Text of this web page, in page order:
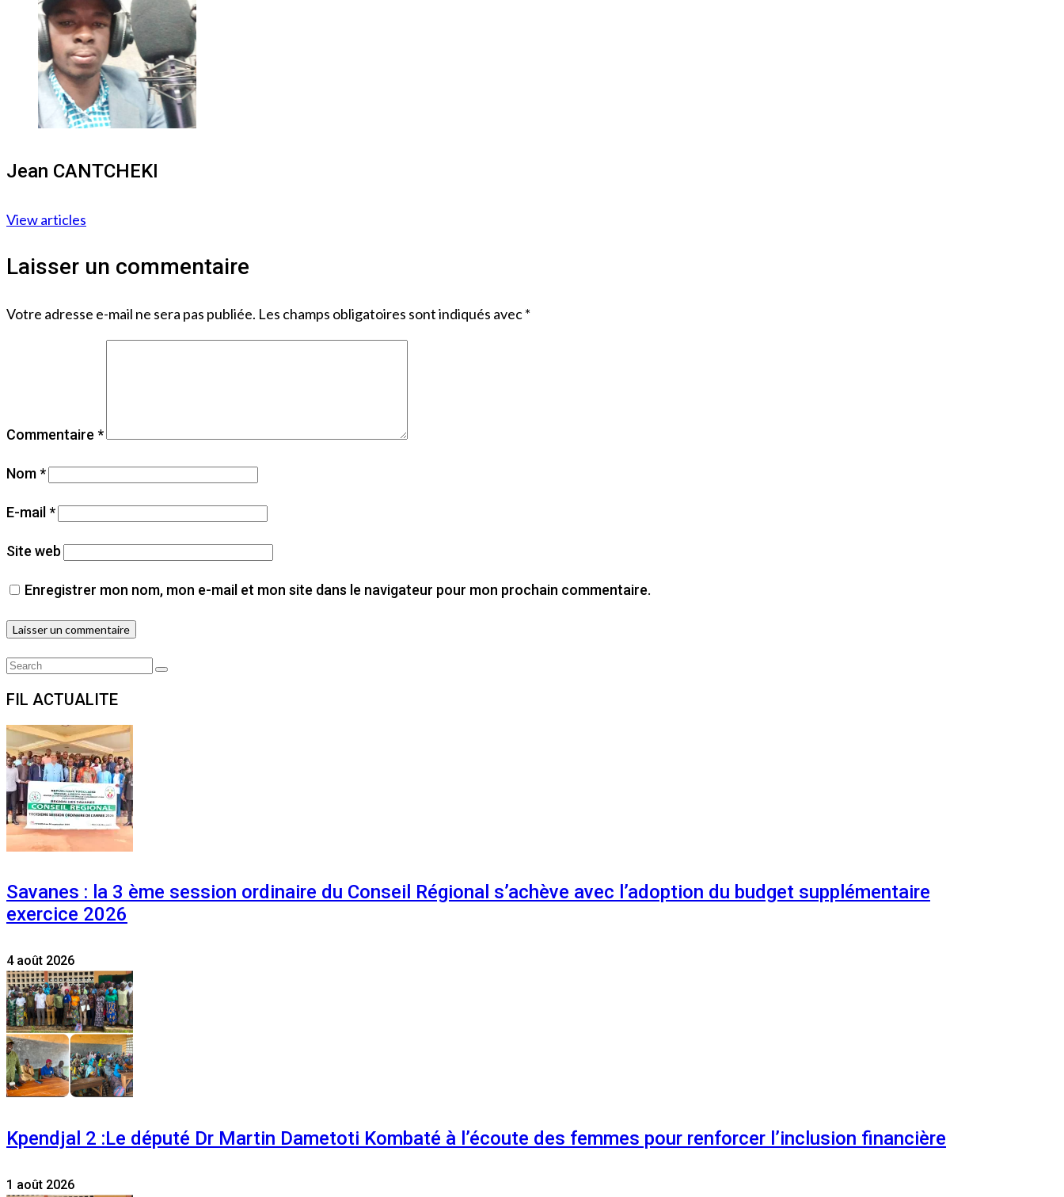
Jean CANTCHEKI
View articles
Laisser un commentaire
Votre adresse e-mail ne sera pas publiée. Les champs obligatoires sont indiqués avec*
Commentaire *
Nom*
E-mail*
Site web
Enregistrer mon nom, mon e-mail et mon site dans le navigateur pour mon prochain commentaire.
Search
Search
FIL ACTUALITE
Savanes : la 3 ème session ordinaire du Conseil Régional s’achève avec l’adoption du budget supplémentaire
exercice 2026
4 août 2026
Kpendjal 2 :Le député Dr Martin Dametoti Kombaté à l’écoute des femmes pour renforcer l’inclusion financière
1 août 2026